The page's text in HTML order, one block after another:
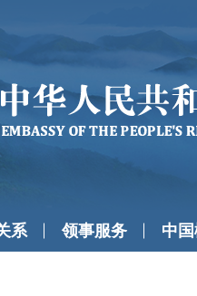
系 领事服务 中